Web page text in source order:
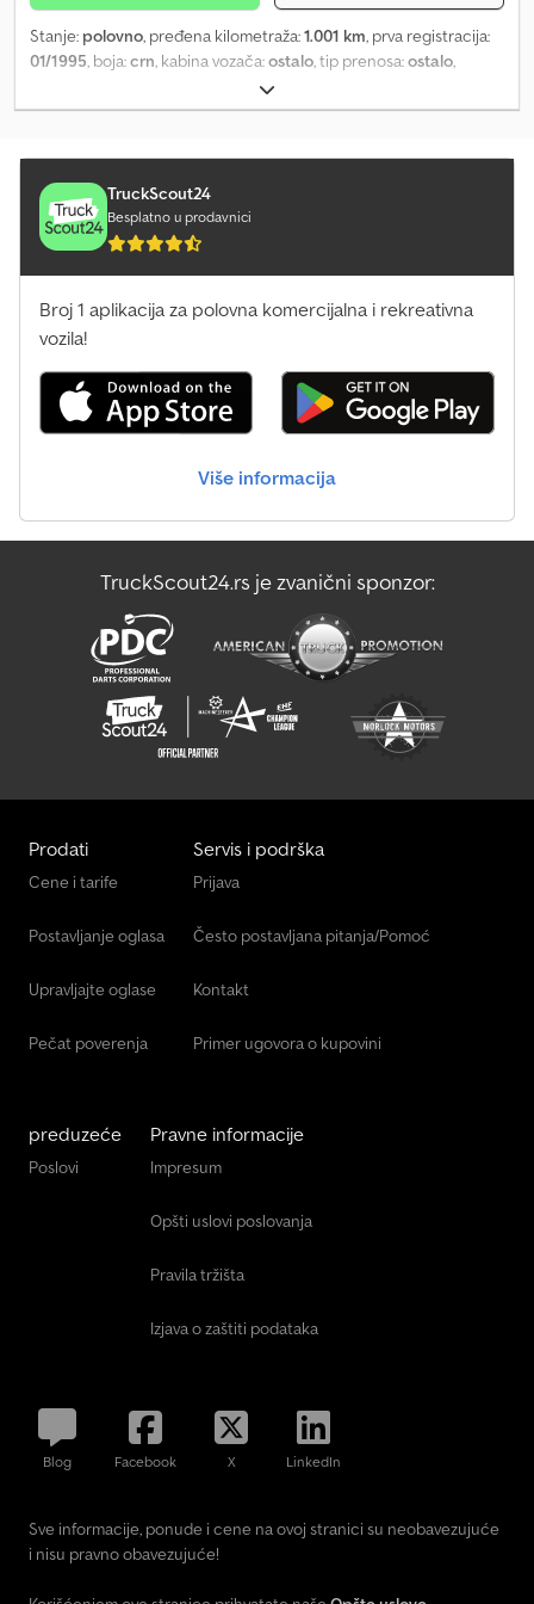
Stanje: polovno, pređena kilometraža:1.001 km, prva registracija:
01/1995 , boja:crn , kabina vozača:ostalo , tip prenosa:ostalo
, Lokacija vozila: Bovenden, Chjdpfei
Rnqqsx Aqwsa Nadgradnja: Savitljiva kuka za kontejnere do 6,0 m
zadržavamo pravo na izmene, prethodnu prodaju i greške!
TruckScout24
Besplatno u prodavnici
Broj 1 aplikacija za polovna komercijalna i rekreativna
vozila!
Više informacija
TruckScout24.rs je zvanični sponzor:
Prodati
Cene i tarife
Postavljanje oglasa
Upravljajte oglase
Pečat poverenja
Servis i podrška
Prijava
Često postavljana pitanja/Pomoć
Kontakt
Primer ugovora o kupovini
preduzeće
Poslovi
Pravne informacije
Impresum
Opšti uslovi poslovanja
Pravila tržišta
Izjava o zaštiti podataka
Blog Facebook X LinkedIn
Sve informacije, ponude i cene na ovoj stranici su neobavezujuće
i nisu pravno obavezujuće!